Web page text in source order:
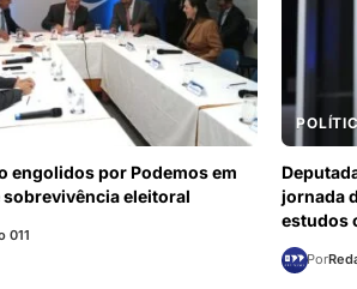
engolidos por Podemos em
sobrevivência eleitoral
011
jornada
estudos
Por